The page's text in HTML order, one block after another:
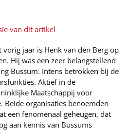
van dit artikel
jaar is Henk van den Berg op
Hij was een zeer belangstellend
Bussum. Intens betrokken bij de
Aktief in de
Maatschappij voor
Beide organisaties benoemden
een fenomenaal geheugen, dat
aan kennis van Bussums